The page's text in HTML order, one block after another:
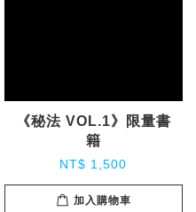
《秘法 VOL.1》限量書
籍
NT$ 1,500
加入購物車